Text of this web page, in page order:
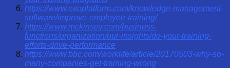
https://www.exoplatform.com/knowledge-management-
software/improve-employee-training/
https://www.mckinsey.com/business-
functions/organization/our-insights/do-your-training-
efforts-drive-performance
https://www.bbc.com/worklife/article/20170503-why-so-
many-companies-get-training-wrong